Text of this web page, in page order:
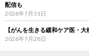
配信も
2026年7月31日
【がんを生きる緩和ケア医・
2026年7月28日